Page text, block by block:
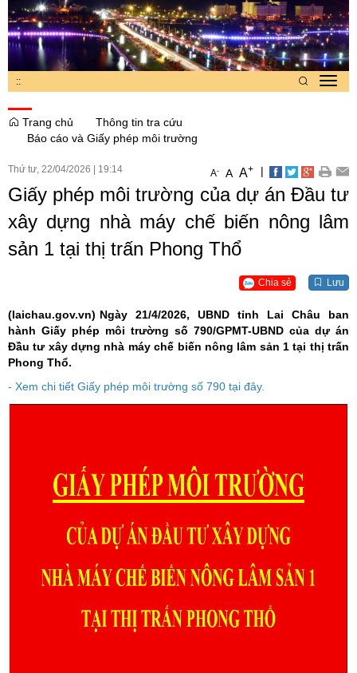
::
Trang chủ
Thông tin tra cứu
Báo cáo và Giấy phép môi trường
Thứ tư, 22/04/2026 19:14 A- A A+ |
Giấy phép môi trường của dự án Đầu tư
xây dựng nhà máy chế biến nông lâm
sản 1 tại thị trấn Phong Thổ
Chia sẻ Lưu
(laichau.gov.vn) Ngày 21/4/2026, UBND tỉnh Lai Châu ban
hành Giấy phép môi trường số 790/GPMT-UBND của dự án
Đầu tư xây dựng nhà máy chế biến nông lâm sản 1 tại thị trấn
Phong Thổ.
- Xem chi tiết Giấy phép môi trường số 790 tại đây.